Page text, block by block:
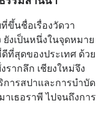
ขึ้นชื่อเรื่องวัดวา
งเป็นหนึ่งในจุดหมาย
ที่สุดของประเทศ ด้วย
รากลึก เชียงใหม่จึง
ารสปาและการบำบัด
เธอราพี ไปจนถึงการ